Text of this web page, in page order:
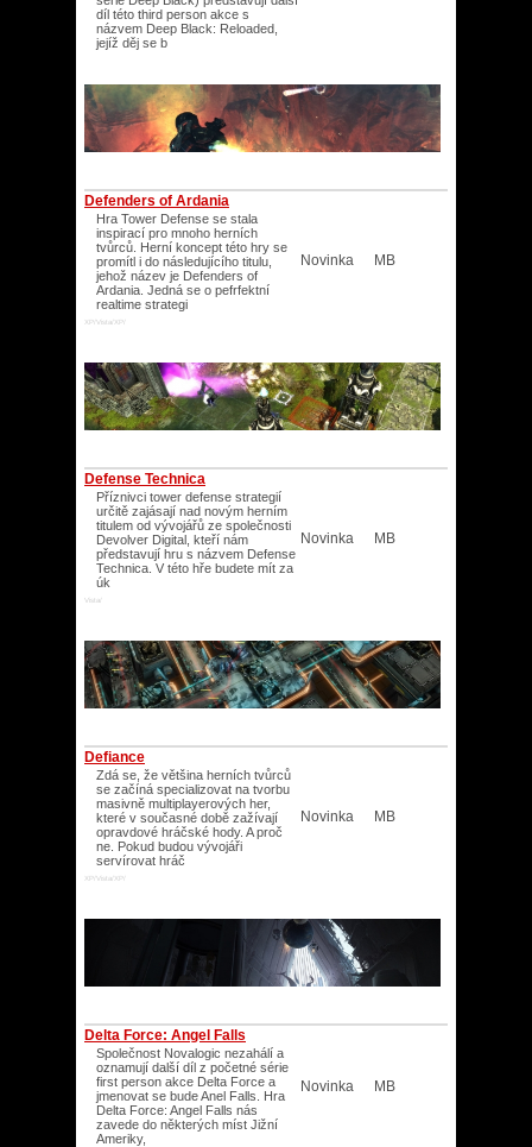
díl této third person akce s
názvem Deep Black: Reloaded,
jejíž děj se b
Defenders of Ardania
Hra Tower Defense se stala
inspirací pro mnoho herních
tvůrců. Herní koncept této hry se
promítl i do následujícího titulu,
jehož název je Defenders of
Ardania. Jedná se o pefrfektní
realtime strategi
XP/Vista/XP/
Novinka MB
Defense Technica
Příznivci tower defense strategií
určitě zajásají nad novým herním
titulem od vývojářů ze společnosti
Devolver Digital, kteří nám
představují hru s názvem Defense
Technica. V této hře budete mít za
úk
Vista/
Novinka MB
Defiance
Zdá se, že většina herních tvůrců
se začíná specializovat na tvorbu
masivně multiplayerových her,
které v současné době zažívají
opravdové hráčské hody. A proč
ne. Pokud budou vývojáři
servírovat hráč
XP/Vista/XP/
Novinka MB
Delta Force: Angel Falls
Společnost Novalogic nezahálí a
oznamují další díl z početné série
first person akce Delta Force a
jmenovat se bude Anel Falls. Hra
Delta Force: Angel Falls nás
zavede do některých míst Jižní
Ameriky,
Novinka MB